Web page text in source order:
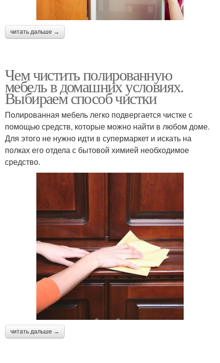
читать дальше →
Чем чистить полированную
мебель в домашних условиях.
Выбираем способ чистки
Полированная мебель легко подвергается чистке с
помощью средств, которые можно найти в любом доме.
Для этого не нужно идти в супермаркет и искать на
полках его отдела с бытовой химией необходимое
средство.
читать дальше →